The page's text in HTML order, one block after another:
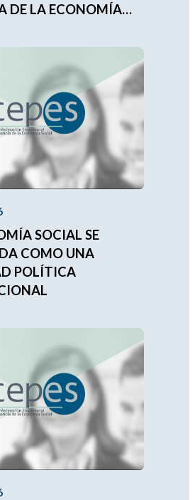
DE LA ECONOMÍA
SOCIAL SE
COMO UNA
POLÍTICA